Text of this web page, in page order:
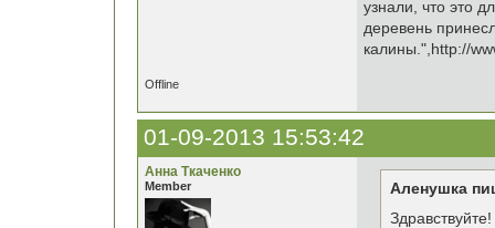
узнали, что это
деревень
калины.",http://
Offline
01-09-2013 15:53:42
Анна Ткаченко
Member
Аленушка